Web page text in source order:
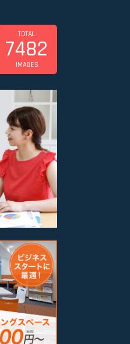
TOTAL
7482
IMAGES